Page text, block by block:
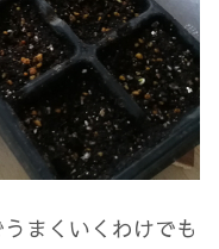
まくいくわけでも